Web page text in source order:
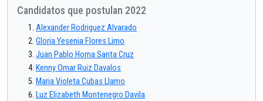
Candidatos que postulan 2022
Alexander Rodriguez Alvarado
Gloria Yesenia Flores Limo
Juan Pablo Horna Santa Cruz
Kenny Omar Ruiz Davalos
Maria Violeta Cubas Llamo
Luz Elizabeth Montenegro Davila